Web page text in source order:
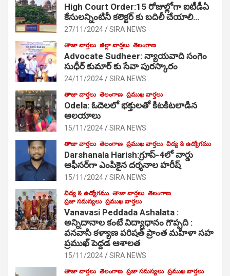
High Court Order:15 రోజుల్లోగా ఐటీడీఏ
కేసులన్నింటినీ కలెక్టర్ కు బదిలీ చేయాలి…
27/11/2024 SIRA NEWS
తాజా వార్తలు జిల్లా వార్తలు తెలంగాణ
Advocate Sudheer: న్యాయవాది సంగెం
సుధీర్ కుమార్ కు సేవా పురస్కారం
24/11/2024 SIRA NEWS
తాజా వార్తలు తెలంగాణ ప్రముఖ వార్తలు
Odela: ఓదెల‌లో భక్తులతో కిటకిటలాడిన
ఆల‌యాలు
15/11/2024 SIRA NEWS
తాజా వార్తలు తెలంగాణ ప్రముఖ వార్తలు విద్య & ఉద్యోగము
Darshanala Harish:గ్రూప్-4లో వార్డు
ఆఫీసర్‌గా ఎంపికైన దర్శనాల హరీష్
15/11/2024 SIRA NEWS
విద్య & ఉద్యోగము తాజా వార్తలు తెలంగాణ
ప్రజా సమస్యలు ప్రముఖ వార్తలు
Vanavasi Peddada Ashalata :
అన్నిదానాల కంటే విద్యాధానం గొప్పది :
వనవాసి కళ్యాణ పరిషత్ ప్రాంత మహిళా సహ
ప్రముఖ్ పెద్దడ ఆశాలత
15/11/2024 SIRA NEWS
తాజా వార్తలు తెలంగాణ ప్రజా సమస్యలు ప్రముఖ వార్తలు